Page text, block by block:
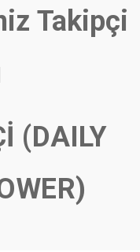
Takipçi
(DAILY